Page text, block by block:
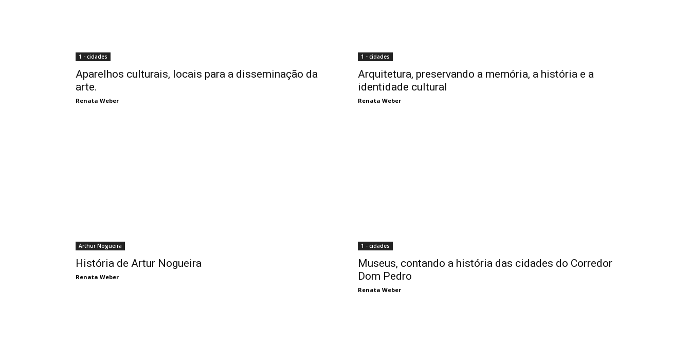
1 - cidades
Aparelhos culturais, locais para a disseminação da
arte.
Renata Weber
1 - cidades
Arquitetura, preservando a memória, a história e a
identidade cultural
Renata Weber
Arthur Nogueira
História de Artur Nogueira
Renata Weber
1 - cidades
Museus, contando a história das cidades do Corredor
Dom Pedro
Renata Weber